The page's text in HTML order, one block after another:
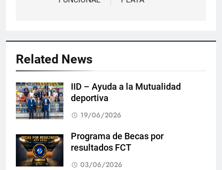
Related News
IID – Ayuda a la Mutualidad
deportiva
19/06/2026
Programa de Becas por
resultados FCT
03/06/2026